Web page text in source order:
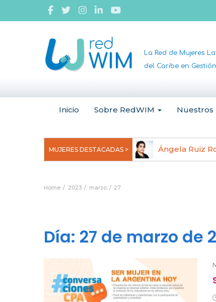
La Red de Mujeres
del Caribe en
Inicio Sobre RedWIM Nuestros
MUJERES DESTACADAS >
Uchegbu, pionera en
Ángela Ruiz
Home 2023 marzo 27
Día: 27 de marzo de